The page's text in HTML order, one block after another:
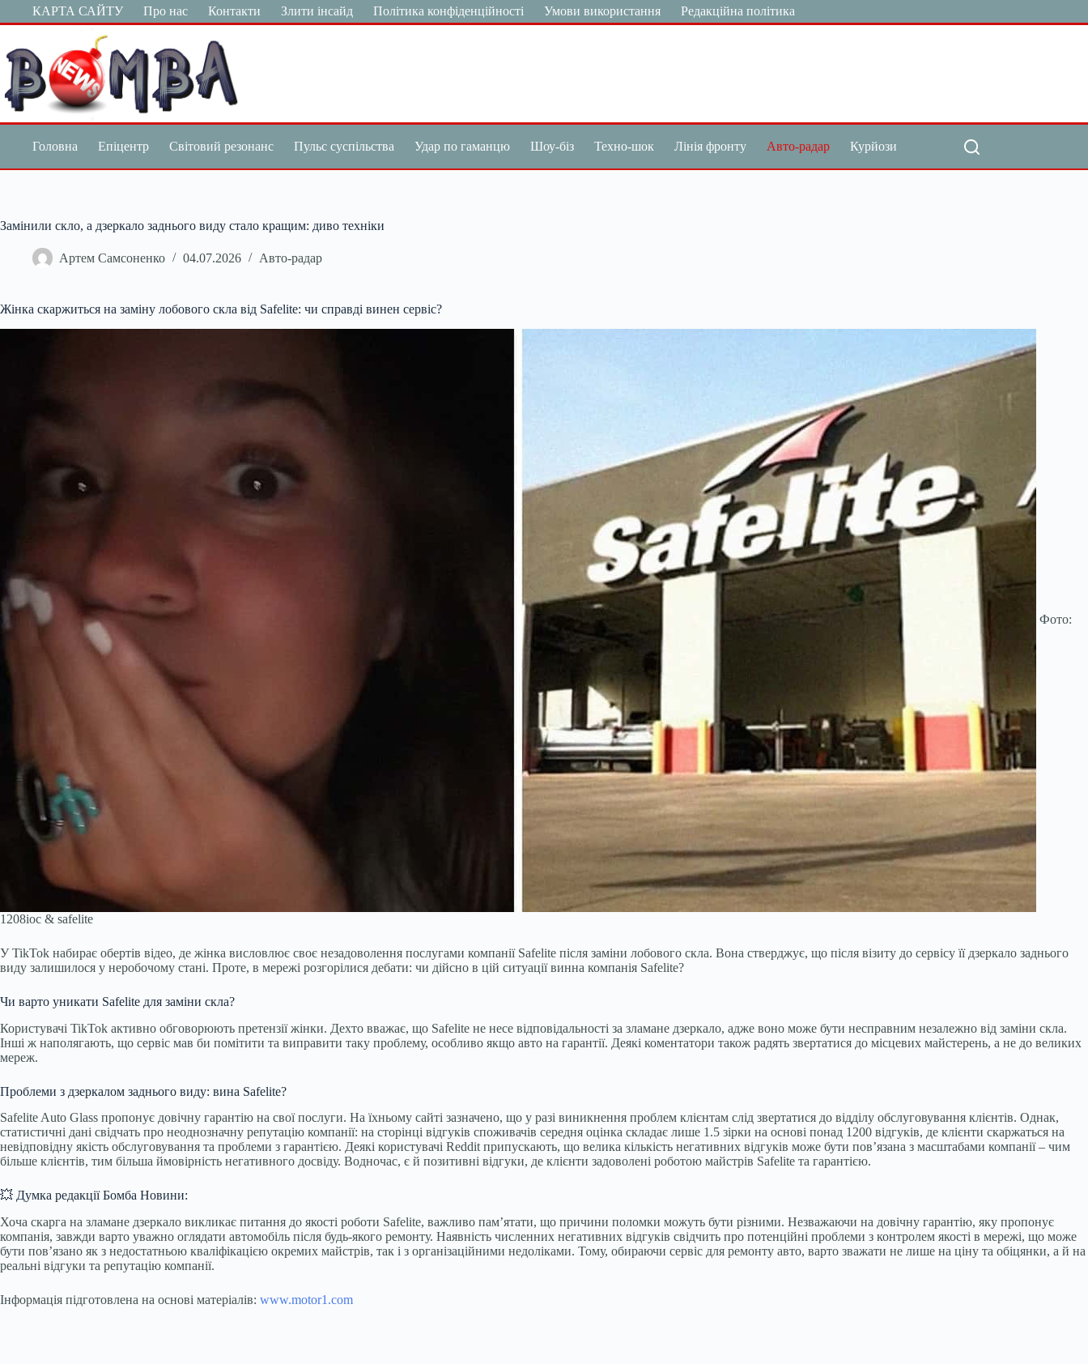
Перейти
до
КАРТА САЙТУ Про нас Контакти Злити інсайд Політика конфіденційності Умови використання Редакційна політика
Головна Епіцентр Світовий резонанс Пульс суспільства Удар по гаманцю Шоу-біз Техно-шок Лінія фронту Авто-радар Курйози
Замінили скло, а дзеркало заднього виду стало кращим: диво техніки
Артем Самсоненко 04.07.2026 Авто-радар
Жінка скаржиться на заміну лобового скла від Safelite: чи справді винен сервіс?
Фото:
1208ioc & safelite
У TikTok набирає обертів відео, де жінка висловлює своє незадоволення послугами компанії Safelite після заміни лобового скла. Вона стверджує, що після візиту до сервісу її дзеркало заднього
виду залишилося у неробочому стані. Проте, в мережі розгорілися дебати: чи дійсно в цій ситуації винна компанія Safelite?
Чи варто уникати Safelite для заміни скла?
Користувачі TikTok активно обговорюють претензії жінки. Дехто вважає, що Safelite не несе відповідальності за зламане дзеркало, адже воно може бути несправним незалежно від заміни скла.
Інші ж наполягають, що сервіс мав би помітити та виправити таку проблему, особливо якщо авто на гарантії. Деякі коментатори також радять звертатися до місцевих майстерень, а не до великих
мереж.
Проблеми з дзеркалом заднього виду: вина Safelite?
Safelite Auto Glass пропонує довічну гарантію на свої послуги. На їхньому сайті зазначено, що у разі виникнення проблем клієнтам слід звертатися до відділу обслуговування клієнтів. Однак,
статистичні дані свідчать про неоднозначну репутацію компанії: на сторінці відгуків споживачів середня оцінка складає лише 1.5 зірки на основі понад 1200 відгуків, де клієнти скаржаться на
невідповідну якість обслуговування та проблеми з гарантією. Деякі користувачі Reddit припускають, що велика кількість негативних відгуків може бути пов’язана з масштабами компанії – чим
більше клієнтів, тим більша ймовірність негативного досвіду. Водночас, є й позитивні відгуки, де клієнти задоволені роботою майстрів Safelite та гарантією.
💥 Думка редакції Бомба Новини:
Хоча скарга на зламане дзеркало викликає питання до якості роботи Safelite, важливо пам’ятати, що причини поломки можуть бути різними. Незважаючи на довічну гарантію, яку пропонує
компанія, завжди варто уважно оглядати автомобіль після будь-якого ремонту. Наявність численних негативних відгуків свідчить про потенційні проблеми з контролем якості в мережі, що може
бути пов’язано як з недостатньою кваліфікацією окремих майстрів, так і з організаційними недоліками. Тому, обираючи сервіс для ремонту авто, варто зважати не лише на ціну та обіцянки, а й на
реальні відгуки та репутацію компанії.
Інформація підготовлена на основі матеріалів: www.motor1.com